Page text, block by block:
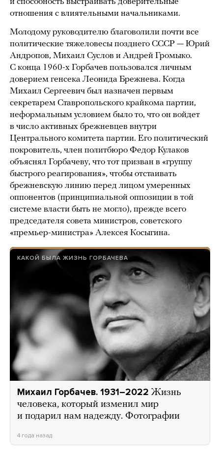
отношения с влиятельными начальниками.
Молодому руководителю благоволили почти все
политические тяжеловесы позднего СССР — Юрий
Андропов, Михаил Суслов и Андрей Громыко.
С конца 1960-х Горбачев пользовался личным
доверием генсека Леонида Брежнева. Когда
Михаил Сергеевич был назначен первым
секретарем Ставропольского крайкома партии,
неформальным условием было то, что он войдет
в число активных брежневцев внутри
Центрального комитета партии. Его политический
покровитель, член политбюро Федор Кулаков
объяснял Горбачеву, что тот призван в «группу
быстрого реагирования», чтобы отстаивать
брежневскую линию перед лицом умеренных
оппонентов (принципиальной оппозиции в той
системе власти быть не могло), прежде всего
председателя совета министров, советского
«премьер-министра» Алексея Косыгина.
КАКОЙ БЫЛА ЖИЗНЬ ГОРБАЧЕВА
Михаил Горбачев. 1931–2022 Жизнь
человека, который изменил мир
и подарил нам надежду. Фотографии
4 года назад